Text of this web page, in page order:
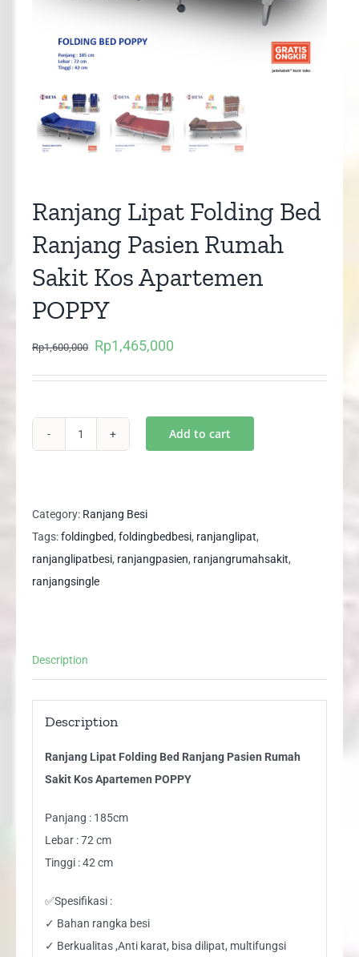
Ranjang Lipat Folding Bed
Ranjang Pasien Rumah
Sakit Kos Apartemen
POPPY
Rp1,600,000
Original
Rp1,465,000
Bed
Ranjang
Pasien
Rumah
Add to cart
Category: Ranjang Besi
Tags:foldingbed, foldingbedbesi, ranjanglipat,
ranjanglipatbesi, ranjangpasien, ranjangrumahsakit,
ranjangsingle
Description
Description
Ranjang Lipat Folding Bed Ranjang Pasien Rumah
Sakit Kos Apartemen POPPY
Panjang : 185cm
Lebar : 72 cm
Tinggi : 42 cm
✅Spesifikasi :
✓ Bahan rangka besi
✓ Berkualitas ,Anti karat, bisa dilipat, multifungsi